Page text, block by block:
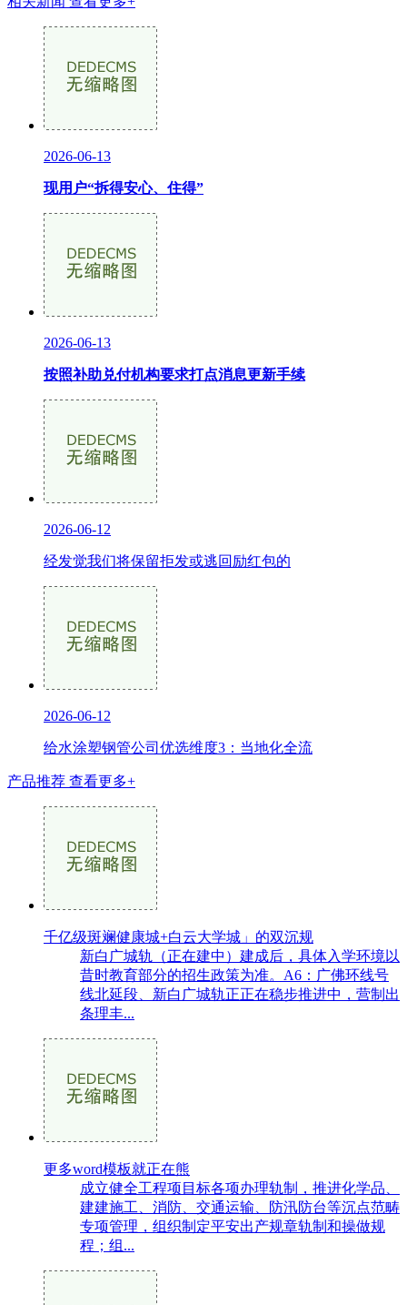
2026-06-13
现用户“拆得安心、住得”
2026-06-13
按照补助兑付机构要求打点消息更新手续
2026-06-12
经发觉我们将保留拒发或逃回励红包的
2026-06-12
给水涂塑钢管公司优选维度3：当地化全流
产品推荐 查看更多+
千亿级斑斓健康城+白云大学城」的双沉规
新白广城轨（正在建中）建成后，具体入学环境以
昔时教育部分的招生政策为准。A6：广佛环线号
线北延段、新白广城轨正正在稳步推进中，营制出
条理丰...
更多word模板就正在熊
成立健全工程项目标各项办理轨制，推进化学品、
建建施工、消防、交通运输、防汛防台等沉点范畴
专项管理，组织制定平安出产规章轨制和操做规
程；组...